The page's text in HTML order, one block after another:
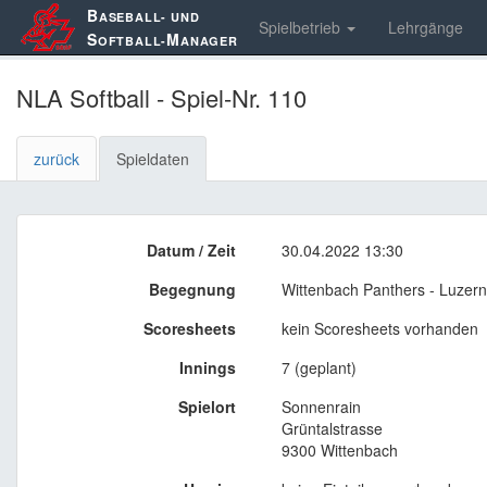
BASEBALL- UND
SOFTBALL-MANAGER
Spielbetrieb Lehrgänge
NLA Softball - Spiel-Nr. 110
zurück Spieldaten
Datum / Zeit
30.04.2022 13:30
Begegnung
Wittenbach Panthers -
Scoresheets
kein Scoresheets vorhanden
Innings
7 (geplant)
Spielort
Sonnenrain
Grüntalstrasse
9300 Wittenbach